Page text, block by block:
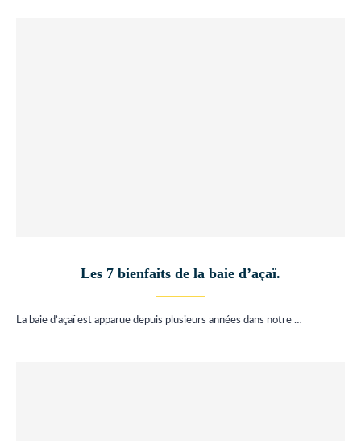
Les 7 bienfaits de la baie d’açaï.
La baie d’açaï est apparue depuis plusieurs années dans notre …